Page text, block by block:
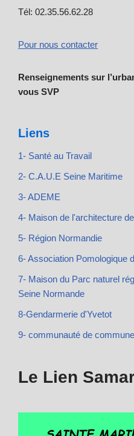
Tél: 02.35.56.62.28
Pour nous contacter
Renseignements sur
vous SVP
Liens
1- Santé au Travail
2- C.A.U.E Seine Maritime
3- ADEME
4- Maison de l'architecture
5- Région Normandie
6- Association Pomologique
7- Maison du Parc naturel
Seine Normande
8-Gendarmerie d'Yvetot
9- communauté de
Le Lien